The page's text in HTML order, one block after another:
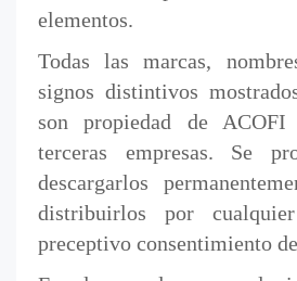
elementos.
Todas las marcas,
signos distintivos
son propiedad de
terceras empresas. Se
descargarlos
distribuirlos por
preceptivo consentimiento